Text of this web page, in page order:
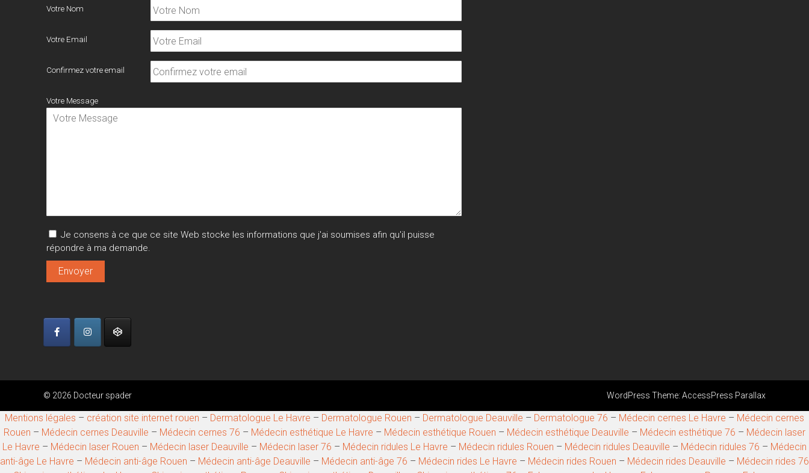
Votre Nom
Votre Email
Confirmez votre email
Votre Message
Je consens à ce que ce site Web stocke les informations que j'ai soumises afin qu'il puisse
répondre à ma demande.
© 2026 Docteur spader WordPress Theme: AccessPress Parallax
Mentions légales – création site internet rouen – Dermatologue Le Havre – Dermatologue Rouen – Dermatologue Deauville – Dermatologue 76 – Médecin cernes Le Havre – Médecin cernes
Rouen – Médecin cernes Deauville – Médecin cernes 76 – Médecin esthétique Le Havre – Médecin esthétique Rouen – Médecin esthétique Deauville – Médecin esthétique 76 – Médecin laser
Le Havre – Médecin laser Rouen – Médecin laser Deauville – Médecin laser 76 – Médecin ridules Le Havre – Médecin ridules Rouen – Médecin ridules Deauville – Médecin ridules 76 – Médecin
anti-âge Le Havre – Médecin anti-âge Rouen – Médecin anti-âge Deauville – Médecin anti-âge 76 – Médecin rides Le Havre – Médecin rides Rouen – Médecin rides Deauville – Médecin rides 76